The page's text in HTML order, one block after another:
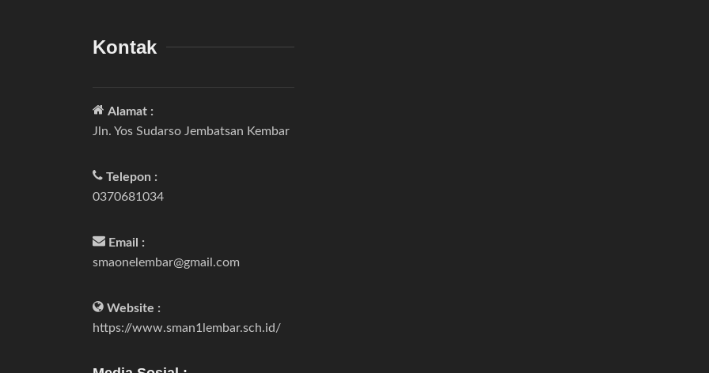
Kontak
Alamat :
Jln. Yos Sudarso Jembatsan Kembar
Telepon :
0370681034
Email :
smaonelembar@gmail.com
Website :
https://www.sman1lembar.sch.id/